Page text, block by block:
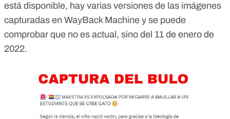
está disponible, hay varias versiones de las imágenes
capturadas en WayBack Machine y se puede
comprobar que no es actual, sino del 11 de enero de
2022.